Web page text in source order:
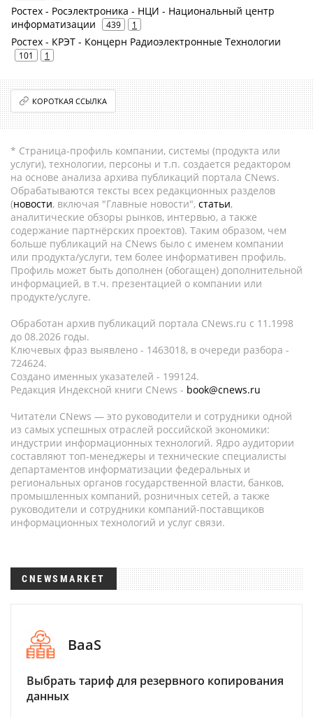
Ростех - Росэлектроника - НЦИ - Национальный центр
информатизации
439 1
Ростех - КРЭТ - Концерн Радиоэлектронные Технологии
101 1
КОРОТКАЯ ССЫЛКА
* Страница-профиль компании, системы (продукта или
услуги), технологии, персоны и т.п. создается редактором
на основе анализа архива публикаций портала CNews.
Обрабатываются тексты всех редакционных разделов
(новости, включая "Главные новости", статьи,
аналитические обзоры рынков, интервью, а также
содержание партнёрских проектов). Таким образом, чем
больше публикаций на CNews было с именем компании
или продукта/услуги, тем более информативен профиль.
Профиль может быть дополнен (обогащен) дополнительной
информацией, в т.ч. презентацией о компании или
продукте/услуге.
Обработан архив публикаций портала CNews.ru c 11.1998
до 08.2026 годы.
Ключевых фраз выявлено - 1463018, в очереди разбора -
724624.
Создано именных указателей - 199124.
Редакция Индексной книги CNews - book@cnews.ru
Читатели CNews — это руководители и сотрудники одной
из самых успешных отраслей российской экономики:
индустрии информационных технологий. Ядро аудитории
составляют топ-менеджеры и технические специалисты
департаментов информатизации федеральных и
региональных органов государственной власти, банков,
промышленных компаний, розничных сетей, а также
руководители и сотрудники компаний-поставщиков
информационных технологий и услуг связи.
CNEWSMARKET
BaaS
Выбрать тариф для резервного копирования
данных